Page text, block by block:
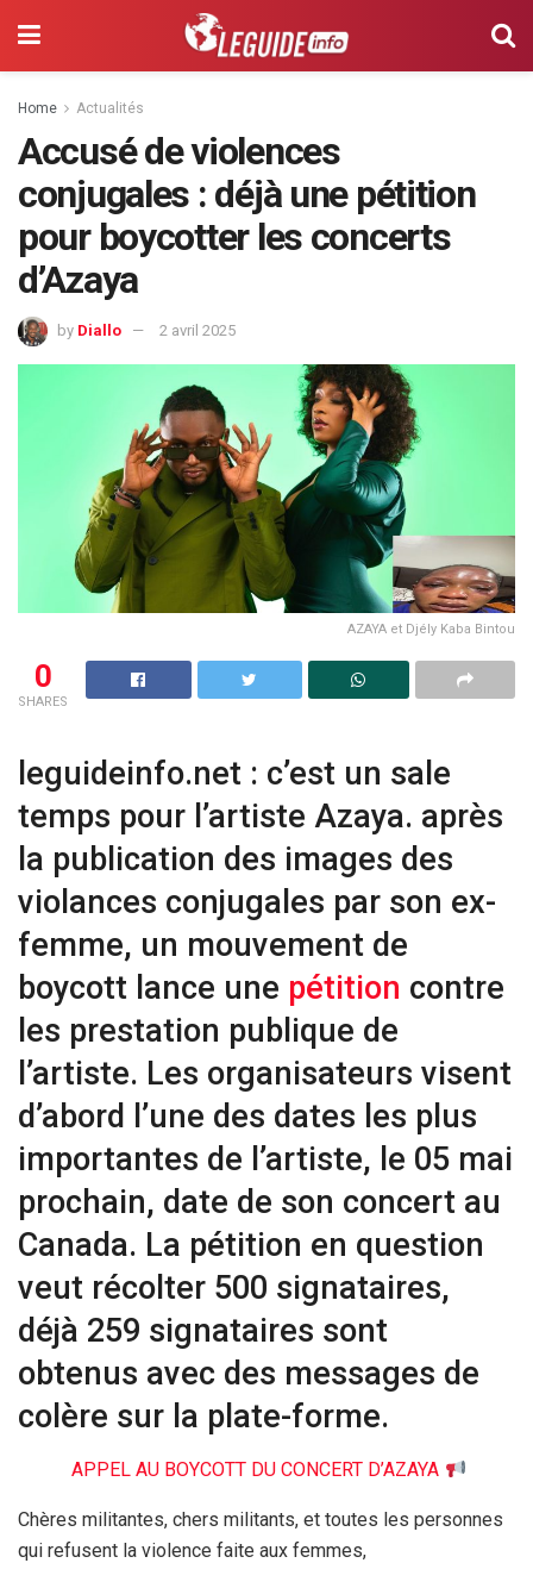
Home Actualités
Accusé de violences
conjugales : déjà une pétition
pour boycotter les concerts
d’Azaya
by Diallo 2 avril 2025
AZAYA et Djély Kaba Bintou
0
SHARES
leguideinfo.net : c’est un sale
temps pour l’artiste Azaya. après
la publication des images des
violances conjugales par son ex-
femme, un mouvement de
boycott lance une pétition contre
les prestation publique de
l’artiste. Les organisateurs visent
d’abord l’une des dates les plus
importantes de l’artiste, le 05 mai
prochain, date de son concert au
Canada. La pétition en question
veut récolter 500 signataires,
déjà 259 signataires sont
obtenus avec des messages de
colère sur la plate-forme.
APPEL AU BOYCOTT DU CONCERT D’AZAYA
Chères militantes, chers militants, et toutes les personnes
qui refusent la violence faite aux femmes,